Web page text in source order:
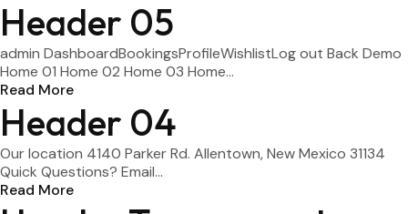
Header 05
admin DashboardBookingsProfileWishlistLog out Back Demo
Home 01 Home 02 Home 03 Home...
Read More
Header 04
Our location 4140 Parker Rd. Allentown, New Mexico 31134
Quick Questions? Email...
Read More